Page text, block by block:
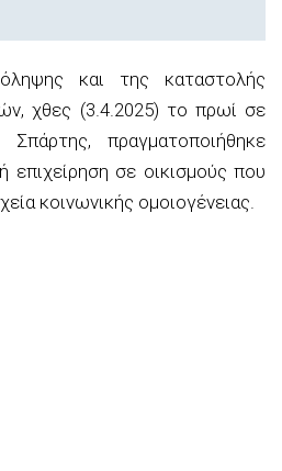
και της καταστολής
χθες (3.4.2025) το πρωί σε
πραγματοποιήθηκε
επιχείρηση σε οικισμούς που
κοινωνικής ομοιογένειας.